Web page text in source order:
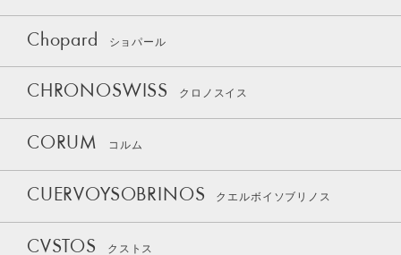
Chopard ショパール
CHRONOSWISS クロノスイス
CORUM コルム
CUERVOYSOBRINOS クエルボイソブリノス
CVSTOS クストス